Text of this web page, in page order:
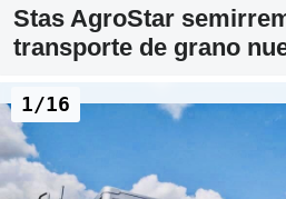
Stas AgroStar
transporte de grano
1/16